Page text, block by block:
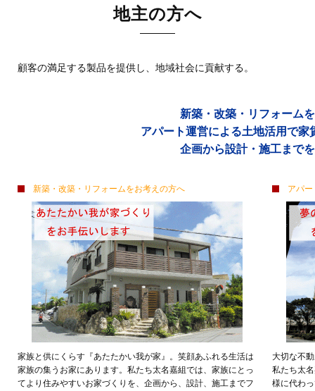
地主の方へ
顧客の満足する製品を提供し、地域社会に貢献する。
新築・改築・リフォーム
アパート運営による土地活用で家
企画から設計・施工まで
新築・改築・リフォームをお考えの方へ
家族と供にくらす『あたたかい我が家』。笑顔あふれる生活は
家族の集うお家にあります。私たち太名嘉組では、家族にとっ
てより住みやすいお家づくりを、企画から、設計、施工までフ
アパー
大切な不
私たち太
様に代わ